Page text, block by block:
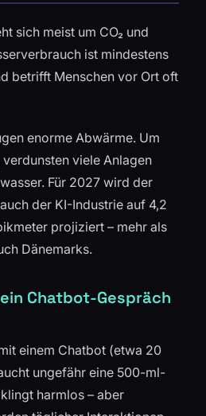
sich meist um CO₂ und
ist mindestens
betrifft Menschen vor Ort oft
enorme Abwärme. Um
viele Anlagen
Für 2027 wird der
der KI-Industrie auf 4,2
projiziert – mehr als
Dänemarks.
Chatbot-Gespräch
einem Chatbot (etwa 20
ungefähr eine 500-ml-
harmlos – aber